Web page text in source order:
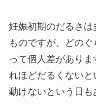
妊娠初期のだるさ
ものですが、どの
って個人差があり
れほどだるくない
動けないという日も